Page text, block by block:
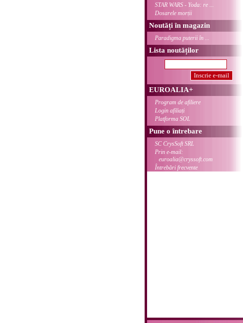
STAR WARS - Yoda: re ...
Dosarele morții
Noutăți în magazin
Paradigma puterii în ...
Lista noutăților
EUROALIA+
Program de afiliere
Login afiliați
Platforma SOL
Pune o întrebare
SC CrysSoft SRL
Prin e-mail:
euroalia@cryssoft.com
Întrebări frecvente